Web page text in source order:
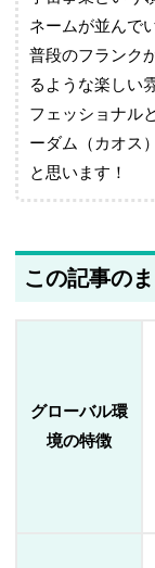
ネームが並んで
普段のフランク
るような楽しい
フェッショナル
ーダム（カオス
と思います！
この記事の
グローバル環
境の特徴